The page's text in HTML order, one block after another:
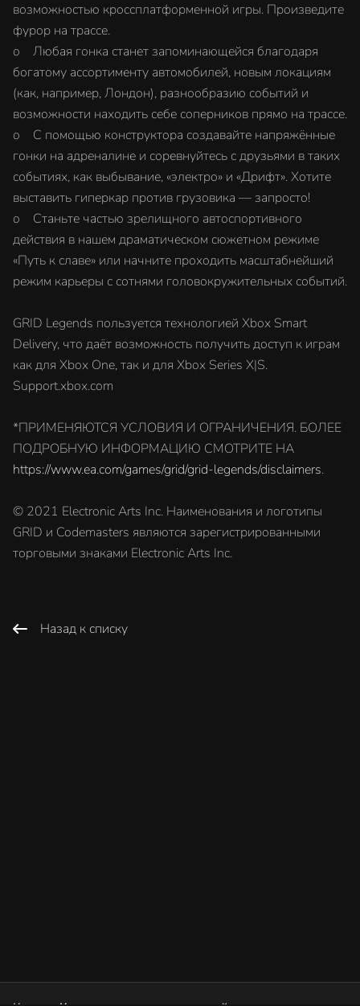
возможностью кроссплатформенной игры. Произведите
фурор на трассе.
o Любая гонка станет запоминающейся благодаря
богатому ассортименту автомобилей, новым локациям
(как, например, Лондон), разнообразию событий и
возможности находить себе соперников прямо на трассе.
o С помощью конструктора создавайте напряжённые
гонки на адреналине и соревнуйтесь с друзьями в таких
событиях, как выбывание, «электро» и «Дрифт». Хотите
выставить гиперкар против грузовика — запросто!
o Станьте частью зрелищного автоспортивного
действия в нашем драматическом сюжетном режиме
«Путь к славе» или начните проходить масштабнейший
режим карьеры с сотнями головокружительных событий.
GRID Legends пользуется технологией Xbox Smart
Delivery, что даёт возможность получить доступ к играм
как для Xbox One, так и для Xbox Series X|S.
Support.xbox.com
*ПРИМЕНЯЮТСЯ УСЛОВИЯ И ОГРАНИЧЕНИЯ. БОЛЕЕ
ПОДРОБНУЮ ИНФОРМАЦИЮ СМОТРИТЕ НА
https://www.ea.com/games/grid/grid-legends/disclaimers.
© 2021 Electronic Arts Inc. Наименования и логотипы
GRID и Codemasters являются зарегистрированными
торговыми знаками Electronic Arts Inc.
Назад к списку